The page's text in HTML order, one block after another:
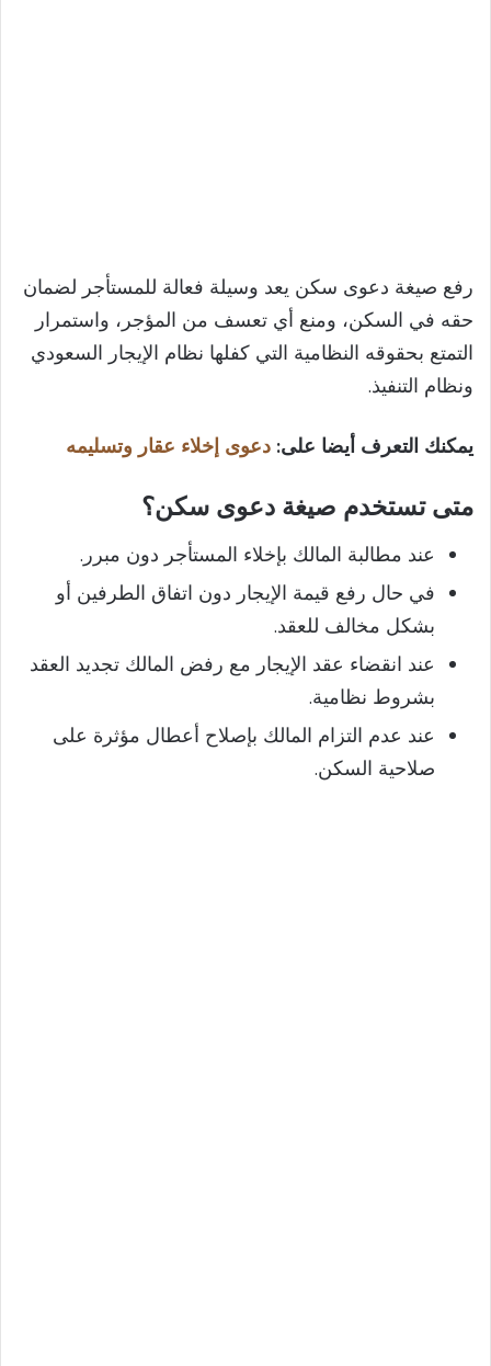
رفع صيغة دعوى سكن يعد وسيلة فعالة للمستأجر لضمان
حقه في السكن، ومنع أي تعسف من المؤجر، واستمرار
التمتع بحقوقه النظامية التي كفلها نظام الإيجار السعودي
ونظام التنفيذ.
يمكنك التعرف أيضا على: دعوى إخلاء عقار وتسليمه
متى تستخدم صيغة دعوى سكن؟
عند مطالبة المالك بإخلاء المستأجر دون مبرر.
في حال رفع قيمة الإيجار دون اتفاق الطرفين أو
بشكل مخالف للعقد.
عند انقضاء عقد الإيجار مع رفض المالك تجديد العقد
بشروط نظامية.
عند عدم التزام المالك بإصلاح أعطال مؤثرة على
صلاحية السكن.